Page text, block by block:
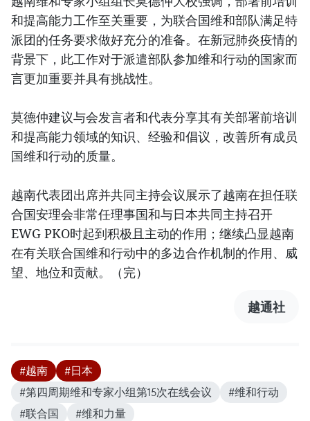
和提高能力工作至关重要，为联合国维和部队满足特
派团的任务要求做好充分的准备。在新冠肺炎疫情的
背景下，此工作对于派遣部队参加维和行动的国家而
言更加重要并具有挑战性。
莫德仲建议与会发言者和代表分享其有关部署前培训
和提高能力领域的知识、经验和倡议，改善所有成员
国维和行动的质量。
越南代表团出席并共同主持会议展示了越南在担任联
合国安理会非常任理事国和与日本共同主持召开
EWG PKO时起到积极且主动的作用；继续凸显越南
在有关联合国维和行动中的多边合作机制的作用、威
望、地位和贡献。（完）
越通社
#越南
#日本
#第四周期维和专家小组第15次在线会议
#维和行动
#联合国
#维和力量